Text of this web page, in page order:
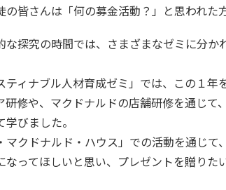
の皆さんは「何の募金活動？」と思われた
な探究の時間では、さまざまなゼミに分
ティナブル人材育成ゼミ」では、この１
研修や、マクドナルドの店舗研修を通じて
びました。
マクドナルド・ハウス」での活動を通じ
なってほしいと思い、プレゼントを贈り